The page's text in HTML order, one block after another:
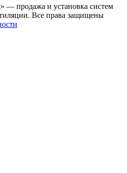
продажа и установка систем
Все права защищены